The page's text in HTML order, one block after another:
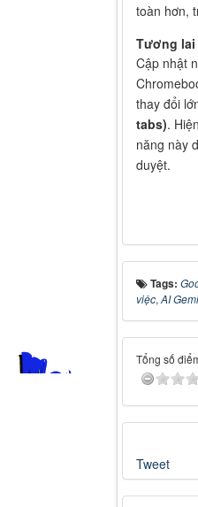
toàn hơn,
Tương lai
Cập nhật
thay đổi
tabs).
năng này
duyệt.
Tags:
việc, AI
Tổng số
Tweet